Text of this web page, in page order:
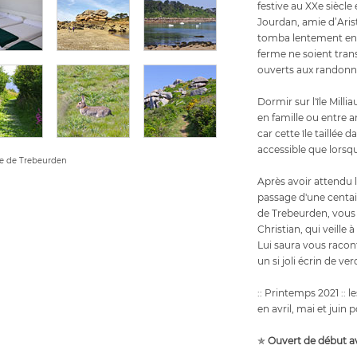
de Trebeurden
festive au XXe
Jourdan, amie
tomba lentement
ferme ne soient
ouverts aux
Dormir sur l'île
en famille ou entre
car cette île taillée
accessible que
Après avoir attendu
passage d'une
de Trebeurden,
Christian, qui veille
Lui saura vous
un si joli écrin de
:: Printemps 2021 ::
en avril, mai et juin
✯ Ouvert de début